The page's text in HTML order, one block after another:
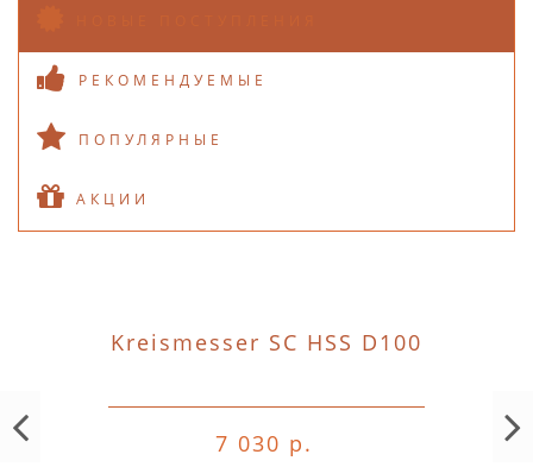
РЕКОМЕНДУЕМЫЕ
ПОПУЛЯРНЫЕ
АКЦИИ
Kreismesser SC HSS D100
7 030 р.